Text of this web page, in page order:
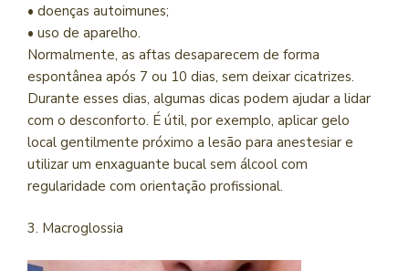
• doenças autoimunes;
• uso de aparelho.
Normalmente, as aftas desaparecem de forma
espontânea após 7 ou 10 dias, sem deixar cicatrizes.
Durante esses dias, algumas dicas podem ajudar a lidar
com o desconforto. É útil, por exemplo, aplicar gelo
local gentilmente próximo a lesão para anestesiar e
utilizar um enxaguante bucal sem álcool com
regularidade com orientação profissional.
3. Macroglossia